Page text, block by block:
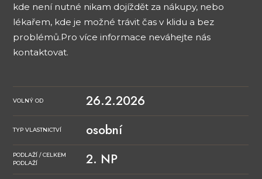
kde není nutné nikam dojíždět za nákupy, nebo
lékařem, kde je možné trávit čas v klidu a bez
problémů.Pro více informace neváhejte nás
kontaktovat.
VOLNÝ OD 26.2.2026
TYP VLASTNICTVÍ osobní
PODLAŽÍ / CELKEM
PODLAŽÍ
2. NP